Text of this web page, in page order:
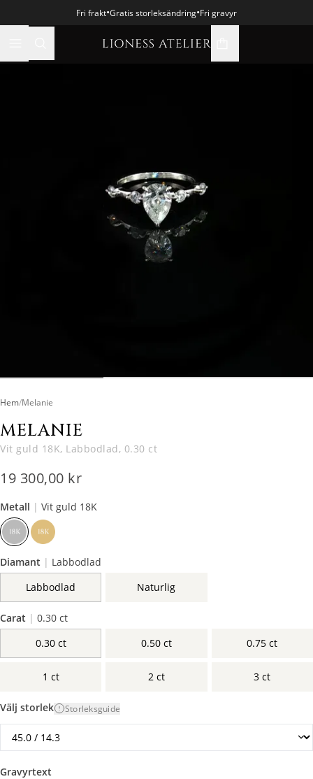
Fri frakt•Gratis storleksändring•Fri gravyr
Hem/Melanie
MELANIE
Vit guld 18K, Labbodlad, 0.30 ct
19 300,00 kr
Metall | Vit guld 18K
Diamant | Labbodlad
Labbodlad
Naturlig
Carat | 0.30 ct
0.30 ct
0.50 ct 0.75 ct
1 ct 2 ct 3 ct
Välj storlek Storleksguide
Gravyrtext